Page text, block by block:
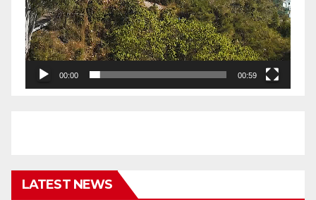
00:00 00:59
LATEST NEWS